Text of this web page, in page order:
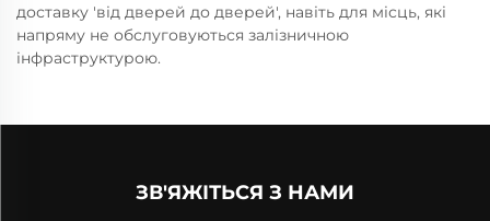
доставку 'від дверей до дверей', навіть для місць, які
напряму не обслуговуються залізничною
інфраструктурою.
ЗВ'ЯЖІТЬСЯ З НАМИ